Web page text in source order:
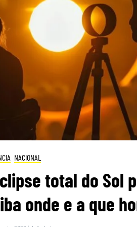
NACIONAL
total do Sol
onde e a que